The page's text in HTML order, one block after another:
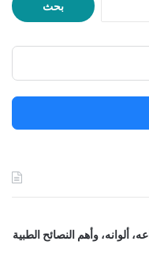
ح
ع
ن
ألوانه، وأهم النصائح الطبية